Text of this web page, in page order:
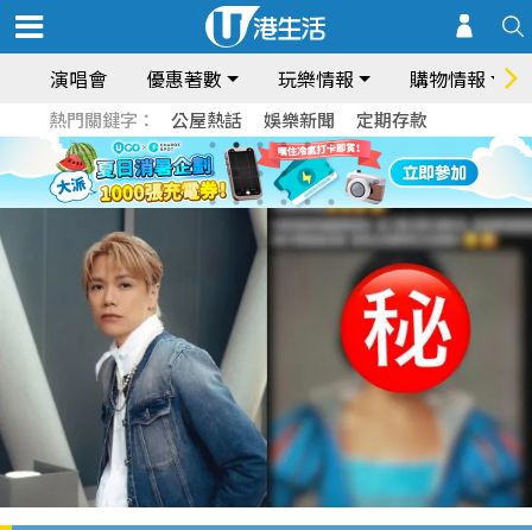
演唱會 優惠著數 玩樂情報 購物情報
熱門關鍵字： 公屋熱話 娛樂新聞 定期存款